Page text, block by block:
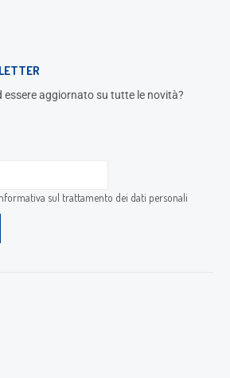
essere aggiornato su tutte le novità?
sul trattamento dei dati personali